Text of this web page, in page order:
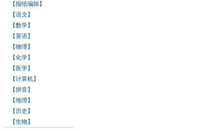
【报纸编辑】
【语文】
【数学】
【英语】
【物理】
【化学】
【医学】
【计算机】
【拼音】
【地理】
【历史】
【生物】